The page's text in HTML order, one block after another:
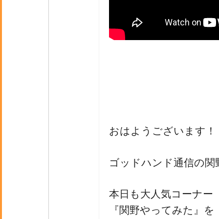
おはようございます！
ゴッドハンド通信の関
本日も大人気コーナー
『関野やってみた』を